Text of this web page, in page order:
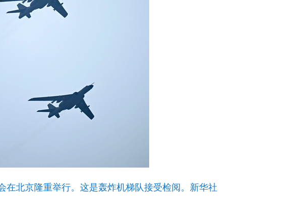
北京隆重举行。这是轰炸机梯队接受检阅。新华社